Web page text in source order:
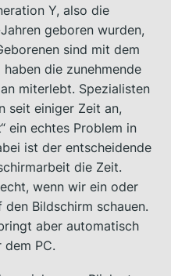
Y, also die
geboren wurden,
sind mit dem
die zunehmende
miterlebt. Spezialisten
seit einiger Zeit an,
ein echtes Problem in
ist der entscheidende
die Zeit.
wenn wir ein oder
Bildschirm schauen.
aber automatisch
PC.